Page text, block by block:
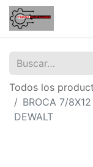
Todos los
BROCA 7/
DEWALT